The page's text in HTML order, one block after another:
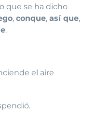
que se ha dicho
, conque, así que,
.
el aire